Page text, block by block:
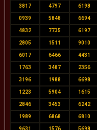
3817 4797 6198
0939 5848 6694
4832 7735 6197
2805 1511 9010
6017 6466 4431
1763 3487 2356
3196 1988 6698
1223 5904 1615
2846 3453 6242
1989 6868 6810
9631 1576 5698